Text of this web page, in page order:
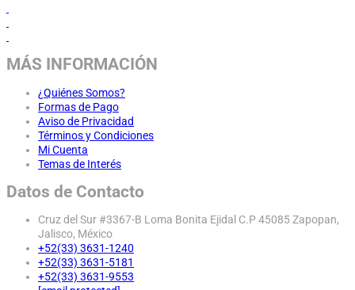
MÁS INFORMACIÓN
¿Quiénes Somos?
Formas de Pago
Aviso de Privacidad
Términos y Condiciones
Mi Cuenta
Temas de Interés
Datos de Contacto
Cruz del Sur #3367-B Loma Bonita Ejidal C.P 45085 Zapopan,
Jalisco, México
+52(33) 3631-1240
+52(33) 3631-5181
+52(33) 3631-9553